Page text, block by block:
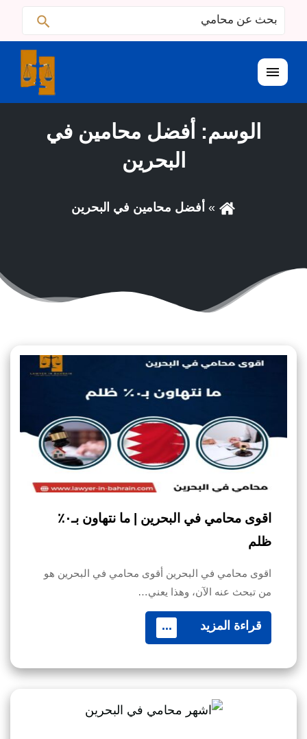
البحث
عن:
القائمة
الوسم: أفضل محامين في
البحرين
أفضل محامين في البحرين
اقوى محامي في البحرين | ما نتهاون بـ٠٪
ظلم
اقوى محامي في البحرين أقوى محامي في البحرين هو
من تبحث عنه الآن، وهذا يعني…
قراءة المزيد ...